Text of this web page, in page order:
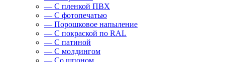
— С пленкой ПВХ
— С фотопечатью
— Порошковое напыление
— С покраской по RAL
— С патиной
— С молдингом
— Со шпоном